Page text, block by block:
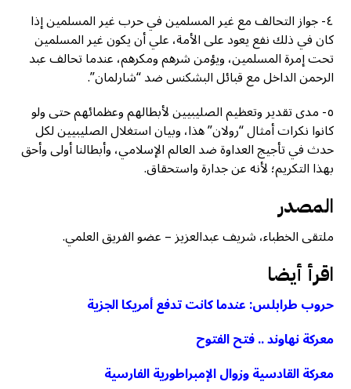
٤- جواز التحالف مع غير المسلمين في حرب غير المسلمين إذا
كان في ذلك نفع يعود على الأمة، علي أن يكون غير المسلمين
تحت إمرة المسلمين، ويؤمن شرهم ومكرهم، عندما تحالف عبد
الرحمن الداخل مع قبائل البشكنس ضد “شارلمان”.
٥- مدى تقدير وتعظيم الصليبيين لأبطالهم وعظمائهم حتى ولو
كانوا نكرات أمثال “رولان” هذا، وبيان استغلال الصليبيين لكل
حدث في تأجيج العداوة ضد العالم الإسلامي، وأبطالنا أولى وأحق
بهذا التكريم؛ لأنه عن جدارة واستحقاق.
المصدر
ملتقى الخطباء، شريف عبدالعزيز – عضو الفريق العلمي.
اقرأ أيضا
حروب طرابلس: عندما كانت تدفع أمريكا الجزية
معركة نهاوند .. فتح الفتوح
معركة القادسية وزوال الإمبراطورية الفارسية